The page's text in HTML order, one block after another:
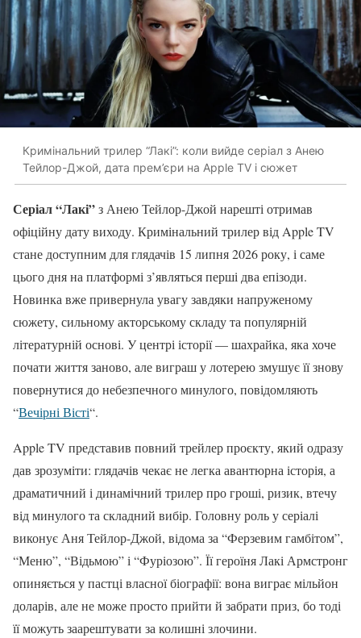
Кримінальний трилер “Лакі”: коли вийде серіал з Анею
Тейлор-Джой, дата прем’єри на Apple TV і сюжет
Серіал “Лакі”з Анею Тейлор-Джой нарешті отримав
офіційну дату виходу. Кримінальний трилер від Apple TV
стане доступним для глядачів 15 липня 2026 року, і саме
цього дня на платформі з’являться перші два епізоди.
Новинка вже привернула увагу завдяки напруженому
сюжету, сильному акторському складу та популярній
літературній основі. У центрі історії — шахрайка, яка хоче
почати життя заново, але виграш у лотерею змушує її знову
повернутися до небезпечного минулого, повідомляють
“Вечірні Вісті“.
Apple TV представив повний трейлер проєкту, який одразу
дав зрозуміти: глядачів чекає не легка авантюрна історія, а
драматичний і динамічний трилер про гроші, ризик, втечу
від минулого та складний вибір. Головну роль у серіалі
виконує Аня Тейлор-Джой, відома за “Ферзевим гамбітом”,
“Меню”, “Відьмою” і “Фуріозою”. Її героїня Лакі Армстронг
опиняється у пастці власної біографії: вона виграє мільйон
доларів, але не може просто прийти й забрати приз, бо тоді
її можуть заарештувати за колишні злочини.